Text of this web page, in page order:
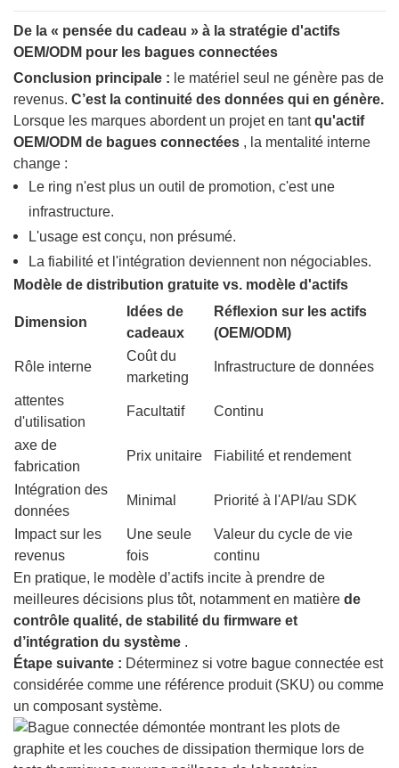
De la « pensée du cadeau » à la stratégie d'actifs
OEM/ODM pour les bagues connectées
Conclusion principale : le matériel seul ne génère pas de
revenus. C’est la continuité des données qui en génère.
Lorsque les marques abordent un projet en tantqu'actif
OEM/ODM de bagues connectées , la mentalité interne
change :
Le ring n'est plus un outil de promotion, c'est une
infrastructure.
L'usage est conçu, non présumé.
La fiabilité et l'intégration deviennent non négociables.
Modèle de distribution gratuite vs. modèle d'actifs
Dimension
Idées de
cadeaux
Réflexion sur les actifs
(OEM/ODM)
Rôle interne
Coût du
marketing
Infrastructure de données
attentes
d'utilisation
Facultatif Continu
axe de
fabrication
Prix ​​unitaire Fiabilité et rendement
Intégration des
données
Minimal Priorité à l'API/au SDK
Impact sur les
revenus
Une seule
fois
Valeur du cycle de vie
continu
En pratique, le modèle d’actifs incite à prendre de
meilleures décisions plus tôt, notamment en matière de
contrôle qualité, de stabilité du firmware et
d’intégration du système .
Étape suivante : Déterminez si votre bague connectée est
considérée comme une référence produit (SKU) ou comme
un composant système.